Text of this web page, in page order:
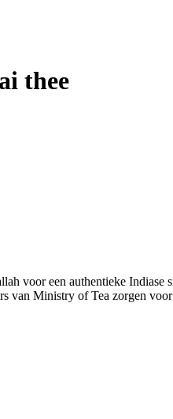
thee
voor een authentieke
van Ministry of Tea zorgen